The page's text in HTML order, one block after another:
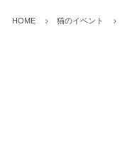
HOME 猫のイベント